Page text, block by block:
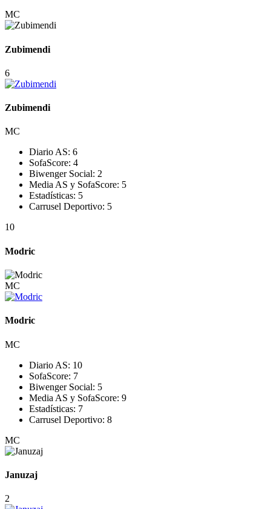
MC
Zubimendi
6
Zubimendi
MC
Diario AS: 6
SofaScore: 4
Biwenger Social: 2
Media AS y SofaScore: 5
Estadísticas: 5
Carrusel Deportivo: 5
10
Modric
MC
Modric
MC
Diario AS: 10
SofaScore: 7
Biwenger Social: 5
Media AS y SofaScore: 9
Estadísticas: 7
Carrusel Deportivo: 8
MC
Januzaj
2